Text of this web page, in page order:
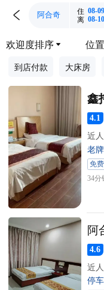
 阿合奇 住 08-09
离 08-10
欢迎度排序 位
到店付款 大床房
鑫
4.1
近
老
免
34分
阿
4.6
近
停